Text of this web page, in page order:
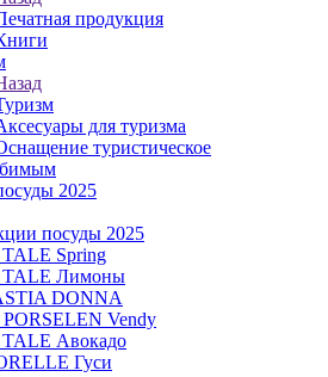
продукция
для туризма
туристическое
2025
посуды 2025
Spring
TALE Лимоны
DONNA
Vendy
Авокадо
Гуси